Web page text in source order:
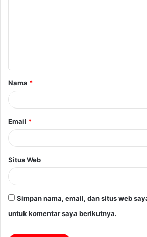
Nama *
Email *
Situs Web
Simpan nama, email, dan situs web
untuk komentar saya berikutnya.